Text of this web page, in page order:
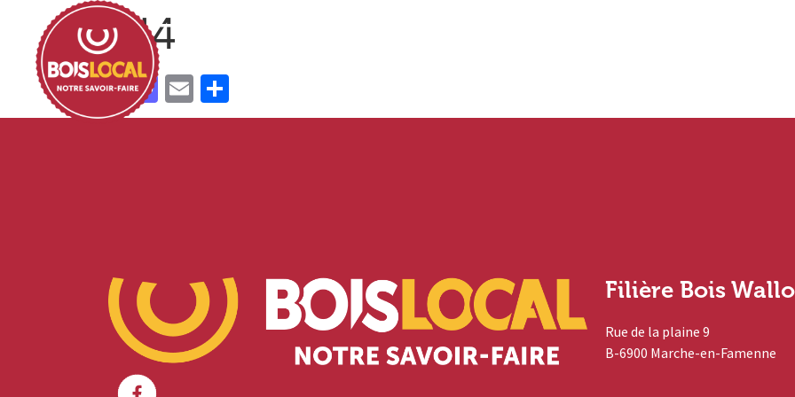
SN4
Facebook
Mastodon
Email
Filière Bois
Rue de la plaine 9
B-6900 Marche-en-Famenne